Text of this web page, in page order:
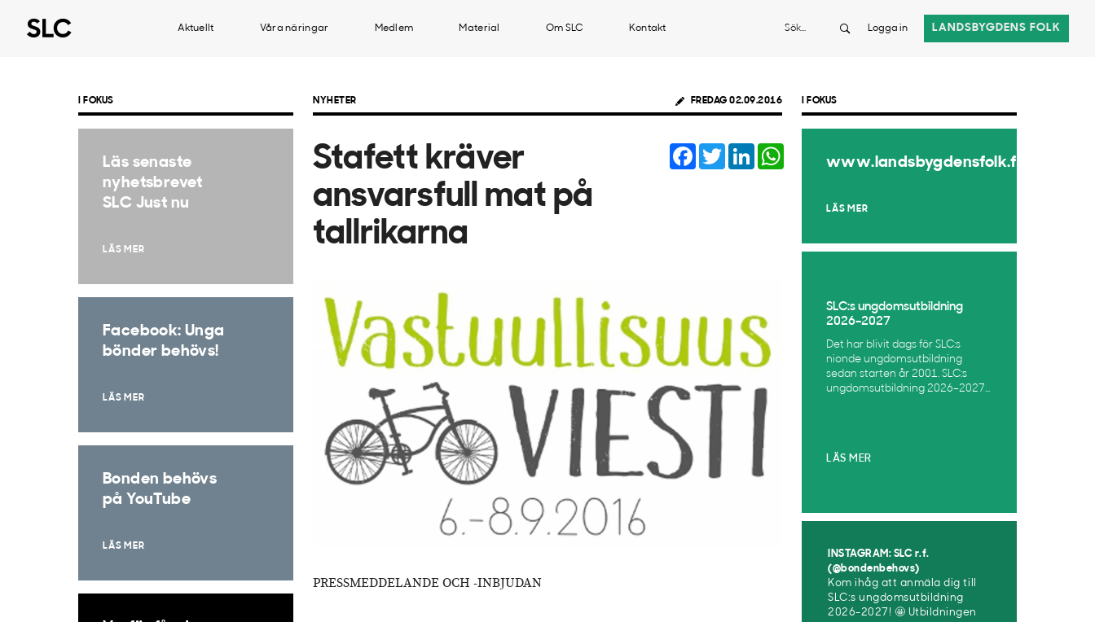
Aktuellt Våra näringar Medlem Material Om SLC Kontakt Sök Logga in LANDSBYGDENS FOLK
NYHETER FREDAG 02.09.2016
Stafett kräver
ansvarsfull mat på
tallrikarna
Facebook
TwitterLinkedIn
PRESSMEDDELANDE OCH -INBJUDAN
I FOKUS
Läs senaste
nyhetsbrevet
SLC Just nu
LÄS MER
Facebook: Unga
bönder behövs!
LÄS MER
Bonden behövs
på YouTube
LÄS MER
I FOKUS
www.landsbygdensfolk.fi
LÄS MER
SLC:s ungdomsutbildning
2026–2027
Det har blivit dags för SLC:s
nionde ungdomsutbildning
sedan starten år 2001. SLC:s
ungdomsutbildning 2026–2027...
LÄS MER
INSTAGRAM: SLC r.f.
(@bondenbehovs)
Kom ihåg att anmäla dig till
SLC:s ungdomsutbildning
2026-2027! 🤩 Utbildningen